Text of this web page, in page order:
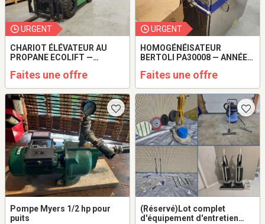
URGENT
CHARIOT ÉLÉVATEUR AU
PROPANE ECOLIFT —
Faites une offre
URGENT
HOMOGÉNÉISATEUR
BERTOLI PA30008 — ANNÉE
Faites une offre
Pompe Myers 1/2 hp pour
puits
(Réservé)Lot complet
d'équipement d'entretien